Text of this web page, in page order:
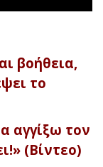
βοήθεια,
το
αγγίξω τον
(Βίντεο)